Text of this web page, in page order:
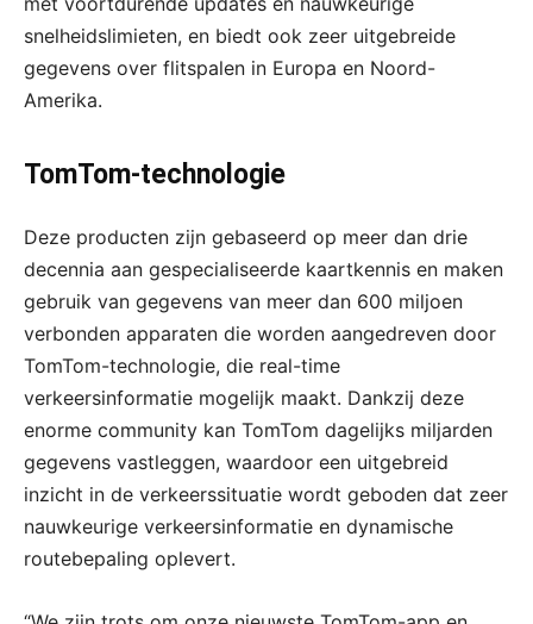
snelheidslimieten, en biedt ook zeer uitgebreide
gegevens over flitspalen in Europa en Noord-
Amerika.
TomTom-technologie
Deze producten zijn gebaseerd op meer dan drie
decennia aan gespecialiseerde kaartkennis en maken
gebruik van gegevens van meer dan 600 miljoen
verbonden apparaten die worden aangedreven door
TomTom-technologie, die real-time
verkeersinformatie mogelijk maakt. Dankzij deze
enorme community kan TomTom dagelijks miljarden
gegevens vastleggen, waardoor een uitgebreid
inzicht in de verkeerssituatie wordt geboden dat zeer
nauwkeurige verkeersinformatie en dynamische
routebepaling oplevert.